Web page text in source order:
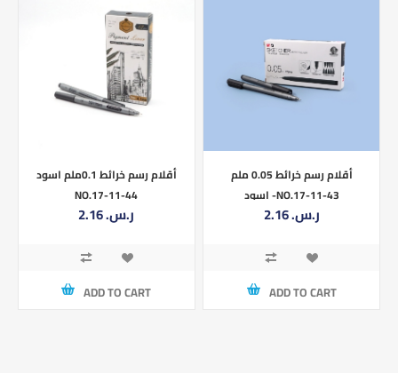
أقلام رسم خرائط 0.1ملم اسود
NO.17-11-44
2.16 ر.س.‏
ADD TO CART
أقلام رسم خرائط 0.05 ملم
اسود -NO.17-11-43
2.16 ر.س.‏
ADD TO CART